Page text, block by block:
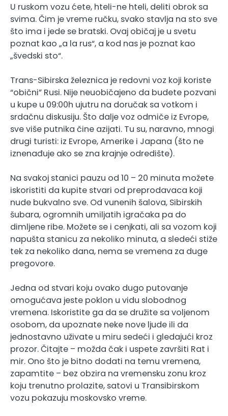
U ruskom vozu ćete, hteli-ne hteli, deliti obrok sa
svima. Čim je vreme ručku, svako stavlja na sto sve
što ima i jede se bratski. Ovaj običaj je u svetu
poznat kao „a la rus“, a kod nas je poznat kao
„švedski sto“.
Trans-Sibirska železnica je redovni voz koji koriste
“obični” Rusi. Nije neuobičajeno da budete pozvani
u kupe u 09:00h ujutru na doručak sa votkom i
srdačnu diskusiju. Što dalje voz odmiče iz Evrope,
sve više putnika čine azijati. Tu su, naravno, mnogi
drugi turisti: iz Evrope, Amerike i Japana (što ne
iznenađuje ako se zna krajnje odredište).
Na svakoj stanici pauzu od 10 – 20 minuta možete
iskoristiti da kupite stvari od preprodavaca koji
nude bukvalno sve. Od vunenih šalova, Sibirskih
šubara, ogromnih umiljatih igračaka pa do
dimljene ribe. Možete se i cenjkati, ali sa vozom koji
napušta stanicu za nekoliko minuta, a sledeći stiže
tek za nekoliko dana, nema se vremena za duge
pregovore.
Jedna od stvari koju ovako dugo putovanje
omogućava jeste poklon u vidu slobodnog
vremena. Iskoristite ga da se družite sa voljenom
osobom, da upoznate neke nove ljude ili da
jednostavno uživate u miru sedeći i gledajući kroz
prozor. Čitajte – možda čak i uspete završiti Rat i
mir. Ono što je bitno dodati na temu vremena,
zapamtite – bez obzira na vremensku zonu kroz
koju trenutno prolazite, satovi u Transibirskom
vozu pokazuju moskovsko vreme.